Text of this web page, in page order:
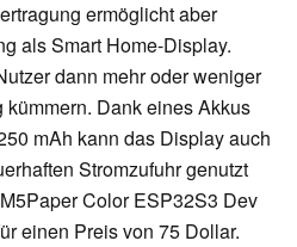
ermöglicht aber
als Smart Home-Display.
dann mehr oder weniger
Dank eines Akkus
mAh kann das Display auch
Stromzufuhr genutzt
Color ESP32S3 Dev
einen Preis von 75 Dollar.